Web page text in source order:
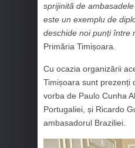
sprijinită de
este un exemplu de
deschide noi punți între
Primăria Timișoara.
Cu ocazia organizării
Timișoara sunt prezenți
vorba de Paulo Cunha
Portugaliei, și Ricardo
ambasadorul Braziliei.